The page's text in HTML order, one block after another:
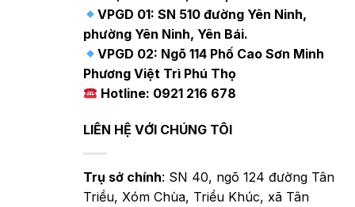
VPGD 01: SN 510 đường Yên Ninh,
phường Yên Ninh, Yên Bái.
VPGD 02: Ngõ 114 Phố Cao Sơn Minh
Phương Việt Trì Phú Thọ
Hotline: 0921 216 678
LIÊN HỆ VỚI CHÚNG TÔI
Trụ sở chính: SN 40, ngõ 124 đường Tân
Triều, Xóm Chùa, Triều Khúc, xã Tân